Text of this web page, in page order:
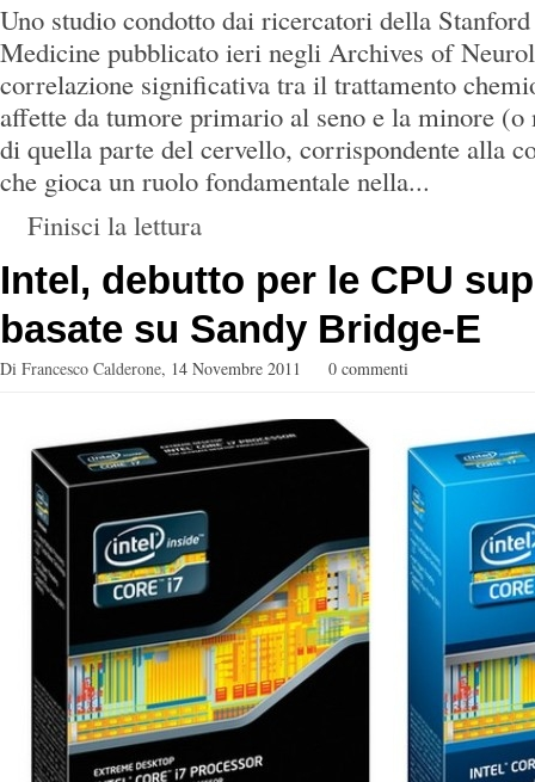
Uno studio condotto dai ricercatori della
Medicine pubblicato ieri negli Archives of
correlazione significativa tra il trattamento
affette da tumore primario al seno e la minore (o
di quella parte del cervello, corrispondente alla
che gioca un ruolo fondamentale nella...
Finisci la lettura
Intel, debutto per le CPU
basate su Sandy Bridge-E
Di Francesco Calderone, 14 Novembre 2011 0 commenti